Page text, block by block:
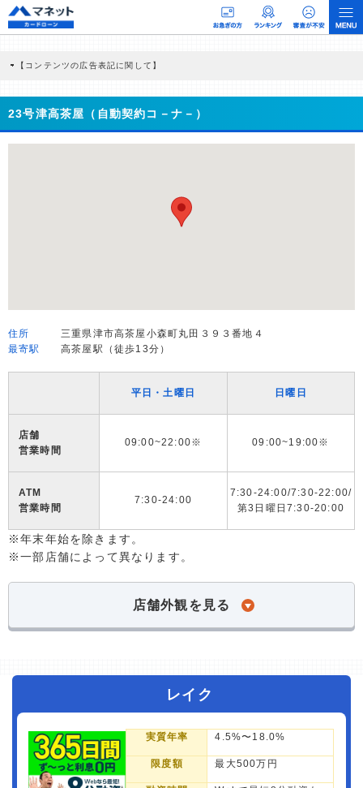
【コンテンツの広告表記に関して】
商品を根拠なくPRするものではなく、当編集部の調査／ユーザーへの口コミ収集な
どに基づき、公平性を担保した情報提供を行っています。
>提携企業一覧
23号津高茶屋（自動契約コ－ナ－）
住所
三重県津市高茶屋小森町丸田３９３番地４
最寄駅
高茶屋駅（徒歩13分）
平日・土曜日 日曜日
店舗
営業時間
09:00~22:00※ 09:00~19:00※
ATM
営業時間
7:30-24:00
7:30-24:00/7:30-22:00/
第3日曜日7:30-20:00
※年末年始を除きます。
※一部店舗によって異なります。
店舗外観を見る
レイク
実質年率 4.5%〜18.0%
限度額 最大500万円